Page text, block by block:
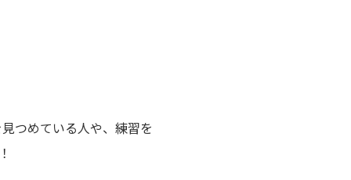
つめている人や、練習を